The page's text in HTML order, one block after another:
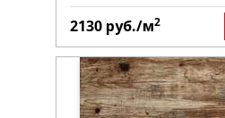
2130 руб./м2